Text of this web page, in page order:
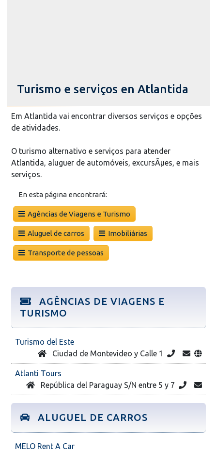
Turismo e serviços en Atlantida
Em Atlantida vai encontrar diversos serviços e opções
de atividades.
O turismo alternativo e serviços para atender
Atlantida, aluguer de automóveis, excursÃµes, e mais
serviços.
En esta página encontrará:
Agências de Viagens e Turismo
Aluguel de carros Imobiliárias
Transporte de pessoas
AGÊNCIAS DE VIAGENS E
TURISMO
Turismo del Este
Ciudad de Montevideo y Calle 1
Atlanti Tours
República del Paraguay S/N entre 5 y 7
ALUGUEL DE CARROS
MELO Rent A Car